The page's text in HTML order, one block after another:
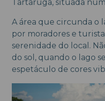
Tartaruga, situada
A área que circunda o
por moradores e
serenidade do local.
do sol, quando o lago
espetáculo de cores